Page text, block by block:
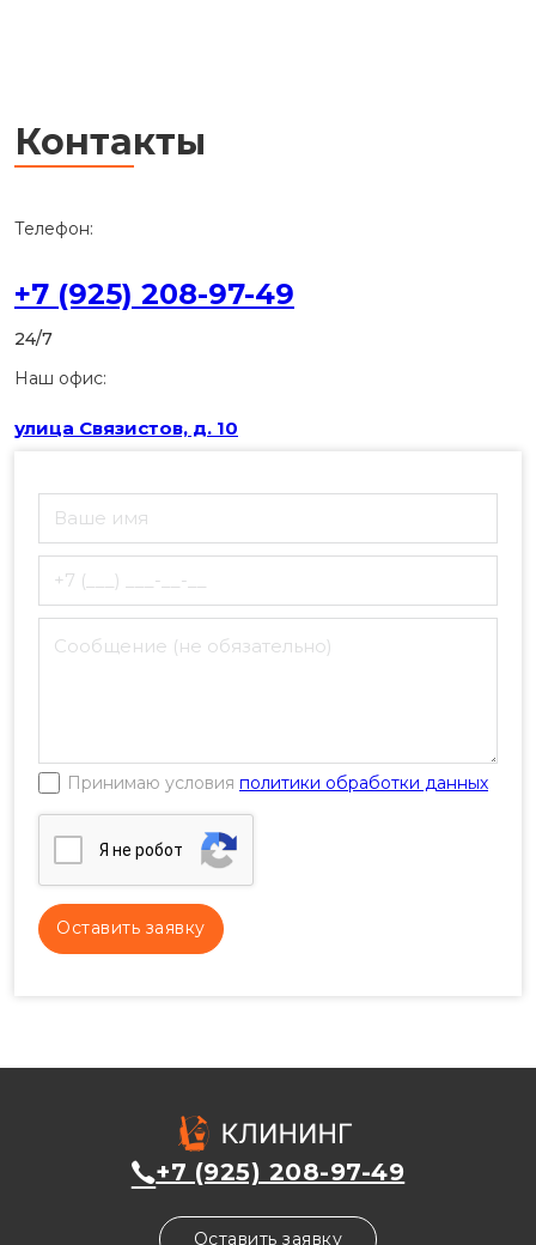
Контакты
Телефон:
+7 (925) 208-97-49
24/7
Наш офис:
улица Связистов, д. 10
Принимаю условия политики обработки данных
Я нe poбoт
+7 (925) 208-97-49
Оставить заявку